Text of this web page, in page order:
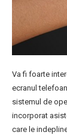
Va fi foarte
ecranul
sistemul de
incorporat
care le